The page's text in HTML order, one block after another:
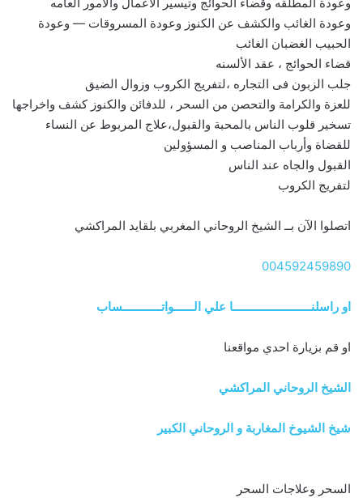
وعودة الغائب والكشف عن الكنوز وعودة المسروقات — وعودة
الحبيب الغضبان الغائب
قضاء الحوائج ، عقد الألسنه
جلب الزبون فى التجاره ،لتفريج الكروب وزوال الضيق
للعزة والكرامة والتحصن من السحر ، للدفائن والكنوز كشف واخراجها
تسخير قلوب الناس بالمحبة والقبول،علاج المربوط عن النساء
للقضاة وأرباب المناصب و المسؤولين
القبول والجاه عند الناس
لتفريج الكروب
اتصلوا الآن بــ الشيخ الروحاني المغربي بلقايد المراكشي
004592459890
او راسلنــــــــــــــــــــــــا علي الــــــواتــــــــــــساب
او قم بزيارة احدي مواقعنا
الشيخ الروحاني المراكشي
شيخ الشيوخ المغاربة و الروحاني الكبير
السحر وعلاجات السحر